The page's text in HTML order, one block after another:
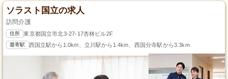
ソラスト国立の求人
訪問介護
住所 東京都国立市北3-27-17杏林ビル2F
最寄駅 西国立駅から1.0km、立川駅から1.4km、西国分寺駅から3.3km